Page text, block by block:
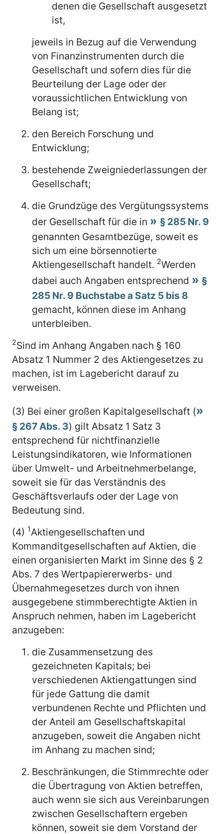
denen die Gesellschaft ausgesetzt
ist,
jeweils in Bezug auf die Verwendung
von Finanzinstrumenten durch die
Gesellschaft und sofern dies für die
Beurteilung der Lage oder der
voraussichtlichen Entwicklung von
Belang ist;
den Bereich Forschung und
Entwicklung;
bestehende Zweigniederlassungen der
Gesellschaft;
die Grundzüge des Vergütungssystems
der Gesellschaft für die in
§ 285 Nr. 9
genannten Gesamtbezüge, soweit es
sich um eine börsennotierte
Aktiengesellschaft handelt. 2Werden
dabei auch Angaben entsprechend
§
285 Nr. 9 Buchstabe a Satz 5 bis 8
gemacht, können diese im Anhang
unterbleiben.
2Sind im Anhang Angaben nach § 160
Absatz 1 Nummer 2 des Aktiengesetzes zu
machen, ist im Lagebericht darauf zu
verweisen.
(3) Bei einer großen Kapitalgesellschaft (
§ 267 Abs. 3) gilt Absatz 1 Satz 3
entsprechend für nichtfinanzielle
Leistungsindikatoren, wie Informationen
über Umwelt- und Arbeitnehmerbelange,
soweit sie für das Verständnis des
Geschäftsverlaufs oder der Lage von
Bedeutung sind.
(4) 1Aktiengesellschaften und
Kommanditgesellschaften auf Aktien, die
einen organisierten Markt im Sinne des § 2
Abs. 7 des Wertpapiererwerbs- und
Übernahmegesetzes durch von ihnen
ausgegebene stimmberechtigte Aktien in
Anspruch nehmen, haben im Lagebericht
anzugeben:
die Zusammensetzung des
gezeichneten Kapitals; bei
verschiedenen Aktiengattungen sind
für jede Gattung die damit
verbundenen Rechte und Pflichten und
der Anteil am Gesellschaftskapital
anzugeben, soweit die Angaben nicht
im Anhang zu machen sind;
Beschränkungen, die Stimmrechte oder
die Übertragung von Aktien betreffen,
auch wenn sie sich aus Vereinbarungen
zwischen Gesellschaftern ergeben
können, soweit sie dem Vorstand der